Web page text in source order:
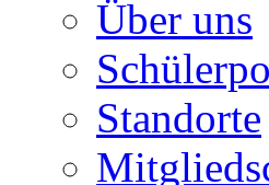
Über uns
Standorte